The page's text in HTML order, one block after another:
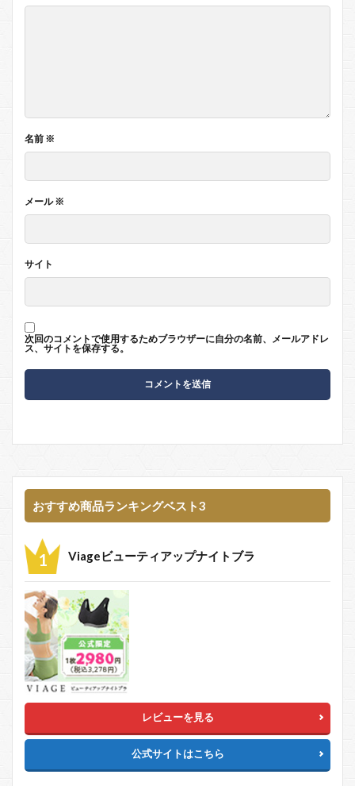
名前 ※
メール※
サイト
次回のコメントで使用するためブラウザーに自分の名前、メールアドレ
ス、サイトを保存する。
おすすめ商品ランキングベスト3
Viageビューティアップナイトブラ
レビューを見る
公式サイトはこちら